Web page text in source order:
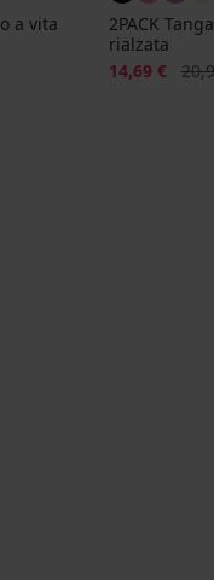
a vita
2PACK
rialzata
Sconto
14,69 €